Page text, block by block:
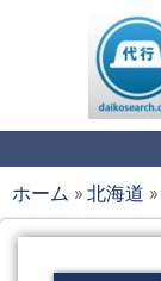
ホーム »北海道 »